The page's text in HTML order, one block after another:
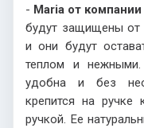
- Maria от
будут защищены от
и они будут
теплом и
удобна и без
крепится на ручке
ручкой. Ее